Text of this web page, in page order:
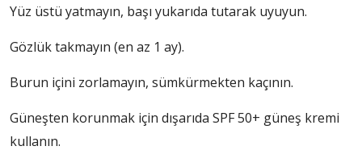
Yüz üstü yatmayın, başı yukarıda tutarak uyuyun.
Gözlük takmayın (en az 1 ay).
Burun içini zorlamayın, sümkürmekten kaçının.
Güneşten korunmak için dışarıda SPF 50+ güneş kremi
kullanın.